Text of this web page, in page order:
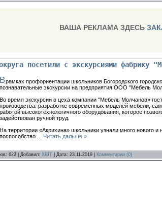
ВАША РЕКЛАМА ЗДЕСЬ
посетили с экскурсиями фабрику
Врамках профориентации школьников Богородского
познавательные экскурсии на предприятия ООО "Мебель
Во время экскурсии в цеха компании "Мебель Молчанов»
производства: разработке современных моделей мебели,
работой высокотехнологичного оборудования, которое
задействован ручной труд.
На территории «Акрихина» школьники узнали много нового
поспособство
Читать дальше »
622 | Добавил: XBIT | Дата: 23.11.2019 Комментарии (0)